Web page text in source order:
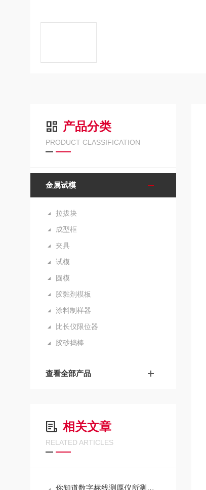
产品分类
PRODUCT CLASSIFICATION
金属试模
拉拔块
成型框
夹具
试模
圆模
胶黏剂模板
涂料制样器
比长仪限位器
胶砂捣棒
查看全部产品
相关文章
RELATED ARTICLES
你知道数字标线测厚仪所测标线厚度有哪几类么